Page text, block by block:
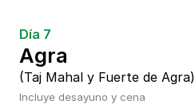
Día 7
Agra
(Taj Mahal y Fuerte de Agra)
Incluye desayuno y cena